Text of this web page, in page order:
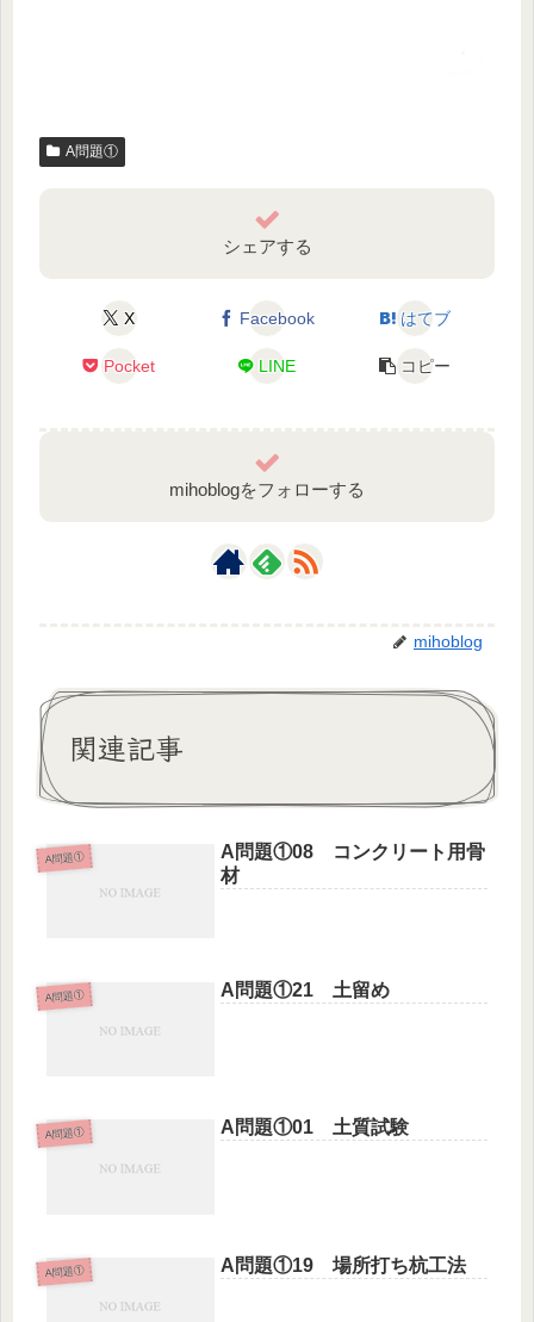
A問題①
シェアする
X Facebook はてブ
Pocket LINE コピー
mihoblogをフォローする
mihoblog
関連記事
A問題①
A問題①08 コンクリート用骨
材
A問題① A問題①21 土留め
A問題① A問題①01 土質試験
A問題① A問題①19 場所打ち杭工法